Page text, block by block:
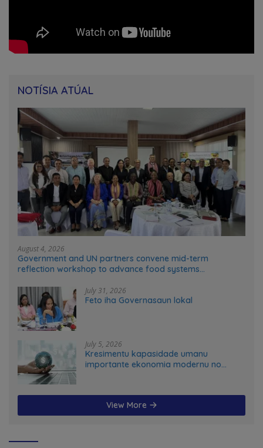
NOTÍSIA ATÚAL
August 4, 2026
Government and UN partners convene mid-term
reflection workshop to advance food systems
July 31, 2026
Feto iha Governasaun lokal
July 5, 2026
Kresimentu kapasidade umanu
importante ekonomia modernu no
View More